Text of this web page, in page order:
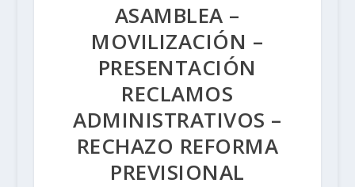
ASAMBLEA –
MOVILIZACIÓN –
PRESENTACIÓN
RECLAMOS
ADMINISTRATIVOS –
RECHAZO REFORMA
PREVISIONAL